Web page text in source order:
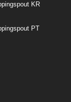
KR
PT